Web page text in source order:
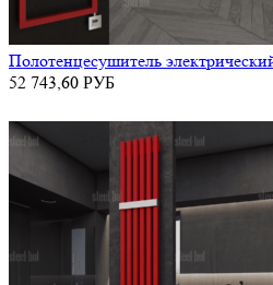
Полотенцесушитель
52 743,60 РУБ